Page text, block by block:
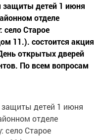
детей 1 июня
отделе
село Старое
11.). состоится акция
открытых дверей
По всем вопросам
детей 1 июня
отделе
село Старое